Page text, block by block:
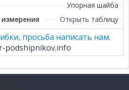
Упорная шайба
Открыть таблицу
просьба написать нам.
podshipnikov.info